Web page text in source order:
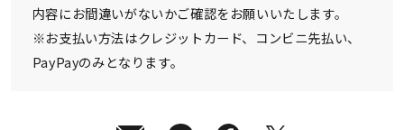
内容にお間違いがないかご確認をお願いいたします。
※お支払い方法はクレジットカード、コンビニ先払い、
PayPayのみとなります。